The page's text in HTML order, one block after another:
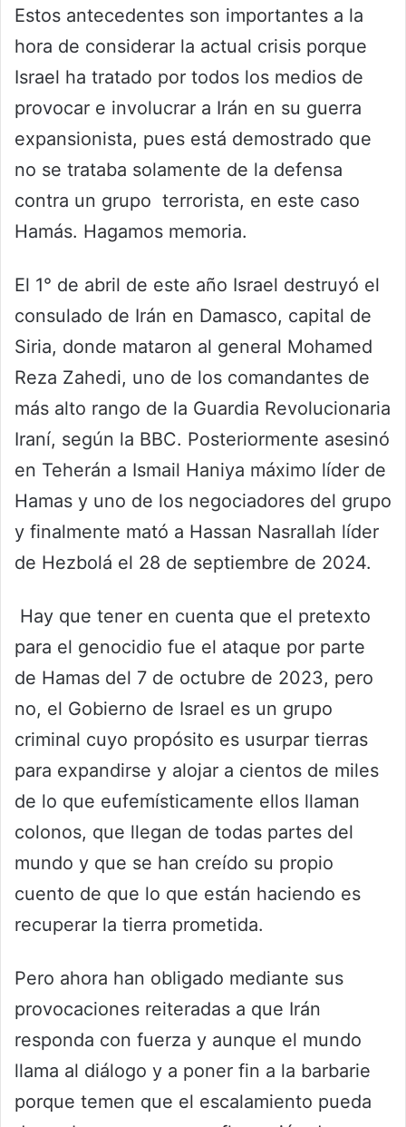
Estos antecedentes son importantes a la
hora de considerar la actual crisis porque
Israel ha tratado por todos los medios de
provocar e involucrar a Irán en su guerra
expansionista, pues está demostrado que
no se trataba solamente de la defensa
contra un grupo terrorista, en este caso
Hamás. Hagamos memoria.
El 1° de abril de este año Israel destruyó el
consulado de Irán en Damasco, capital de
Siria, donde mataron al general Mohamed
Reza Zahedi, uno de los comandantes de
más alto rango de la Guardia Revolucionaria
Iraní, según la BBC. Posteriormente asesinó
en Teherán a Ismail Haniya máximo líder de
Hamas y uno de los negociadores del grupo
y finalmente mató a Hassan Nasrallah líder
de Hezbolá el 28 de septiembre de 2024.
Hay que tener en cuenta que el pretexto
para el genocidio fue el ataque por parte
de Hamas del 7 de octubre de 2023, pero
no, el Gobierno de Israel es un grupo
criminal cuyo propósito es usurpar tierras
para expandirse y alojar a cientos de miles
de lo que eufemísticamente ellos llaman
colonos, que llegan de todas partes del
mundo y que se han creído su propio
cuento de que lo que están haciendo es
recuperar la tierra prometida.
Pero ahora han obligado mediante sus
provocaciones reiteradas a que Irán
responda con fuerza y aunque el mundo
llama al diálogo y a poner fin a la barbarie
porque temen que el escalamiento pueda